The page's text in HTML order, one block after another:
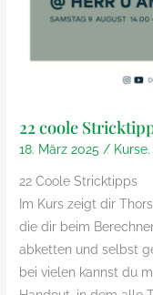
22 coole
18. März 2025 / Kurse.
22 Coole Stricktipps
Im Kurs zeigt dir
die dir beim
abketten und selbst
bei vielen kannst du